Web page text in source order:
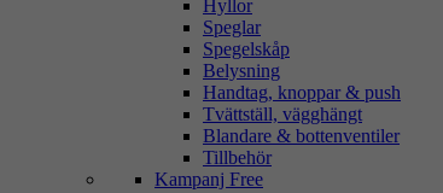
Hyllor
Speglar
Spegelskåp
Belysning
Handtag, knoppar & push
Tvättställ, vägghängt
Blandare & bottenventiler
Tillbehör
Kampanj Free